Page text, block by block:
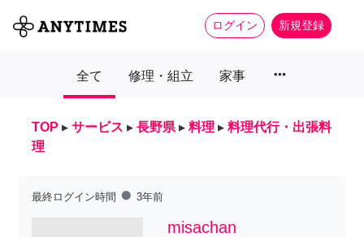
ログイン 新規登録
全て 修理・組立 家事 more_horiz
TOP ▸ サービス ▸ 長野県 ▸ 料理 ▸ 料理代行・出張料
理
最終ログイン時間 fiber_manual_record 3年前
misachan